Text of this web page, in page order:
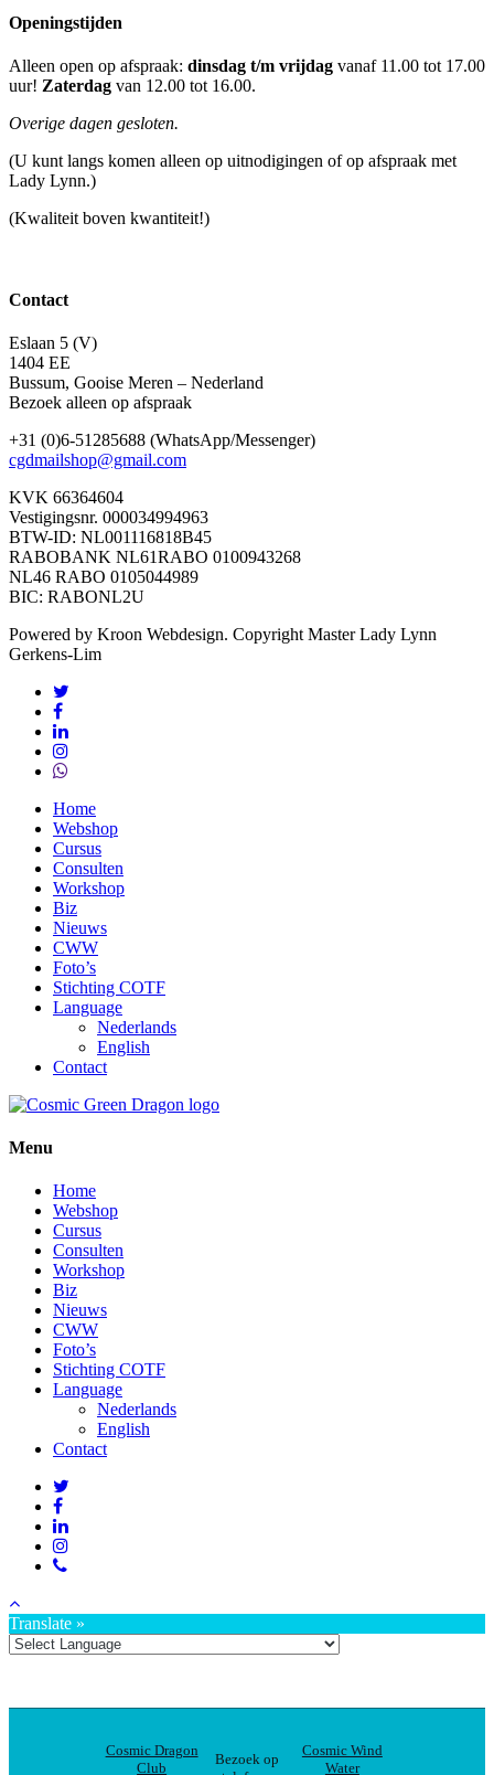
Openingstijden
Alleen open op afspraak: dinsdag t/m vrijdag vanaf 11.00 tot 17.00
uur! Zaterdag van 12.00 tot 16.00.
Overige dagen gesloten.
(U kunt langs komen alleen op uitnodigingen of op afspraak met
Lady Lynn.)
(Kwaliteit boven kwantiteit!)
Contact
Eslaan 5 (V)
1404 EE
Bussum, Gooise Meren – Nederland
Bezoek alleen op afspraak
+31 (0)6-51285688 (WhatsApp/Messenger)
cgdmailshop@gmail.com
KVK 66364604
Vestigingsnr. 000034994963
BTW-ID: NL001116818B45
RABOBANK NL61RABO 0100943268
NL46 RABO 0105044989
BIC: RABONL2U
Powered by Kroon Webdesign. Copyright Master Lady Lynn
Gerkens-Lim
twitter
facebook
linkedin
instagram
whatsapp
Close
Menu
Home
Webshop
Cursus
Consulten
Workshop
Biz
Nieuws
CWW
Foto’s
Stichting COTF
Language
Nederlands
English
Contact
Menu
Home
Webshop
Cursus
Consulten
Workshop
Biz
Nieuws
CWW
Foto’s
Stichting COTF
Language
Nederlands
English
Contact
Translate »
Cosmic Dragon
Club
Bezoek op
Cosmic Wind
Water